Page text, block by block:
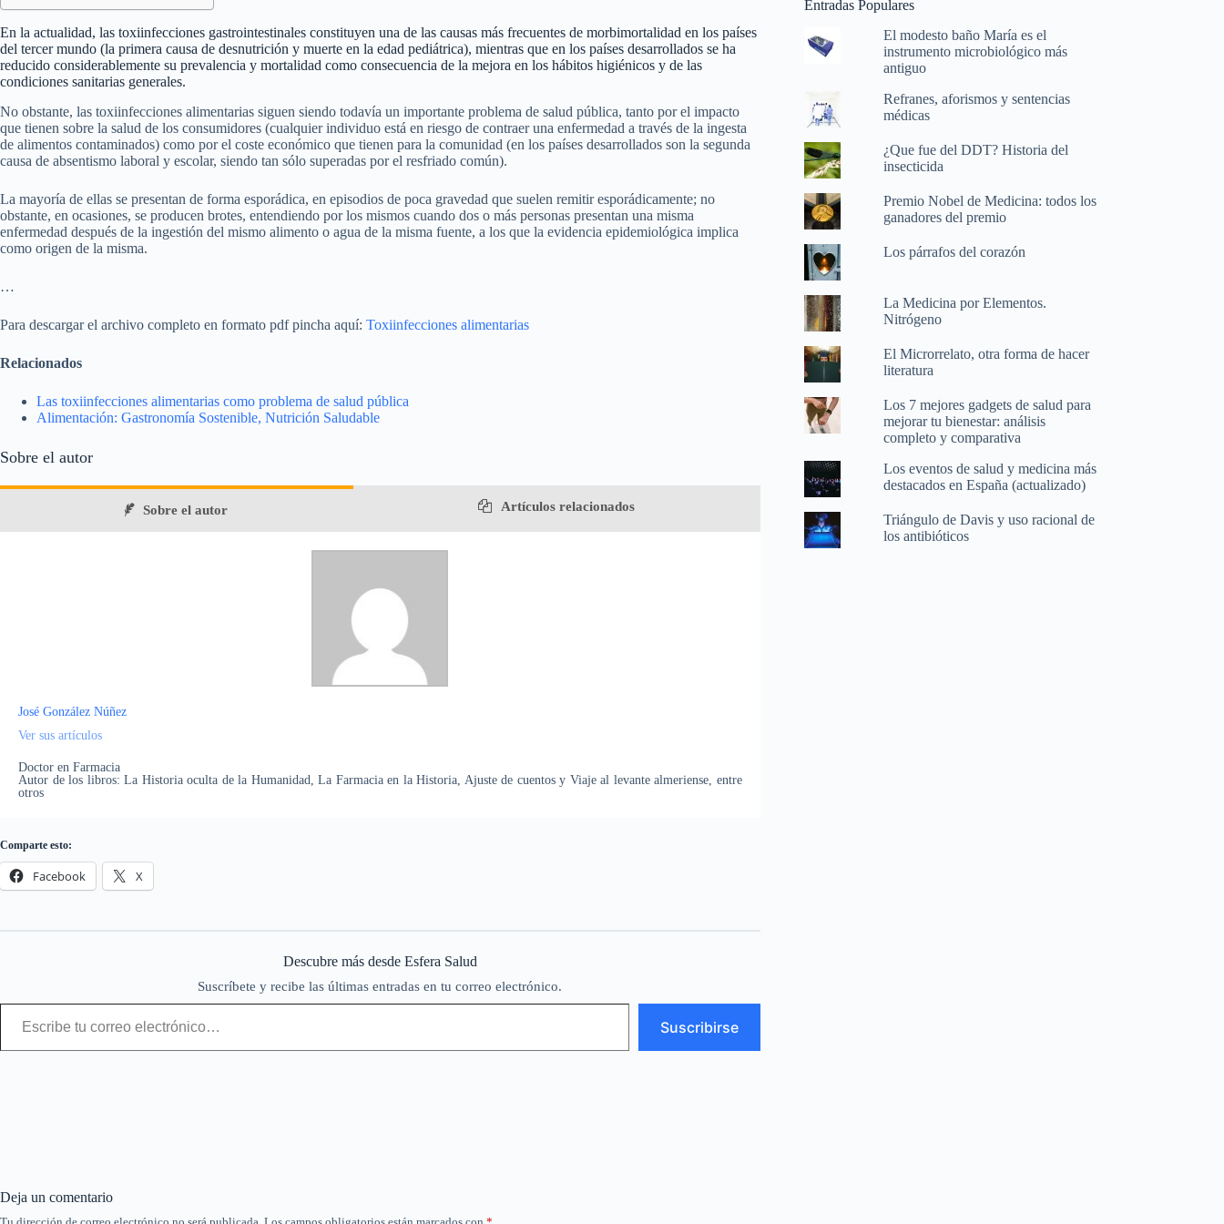
En la actualidad, las toxiinfecciones gastrointestinales constituyen una de las causas más frecuentes de morbimortalidad en los países
del tercer mundo (la primera causa de desnutrición y muerte en la edad pediátrica), mientras que en los países desarrollados se ha
reducido considerablemente su prevalencia y mortalidad como consecuencia de la mejora en los hábitos higiénicos y de las
condiciones sanitarias generales.
No obstante, las toxiinfecciones alimentarias siguen siendo todavía un importante problema de salud pública, tanto por el impacto
que tienen sobre la salud de los consumidores (cualquier individuo está en riesgo de contraer una enfermedad a través de la ingesta
de alimentos contaminados) como por el coste económico que tienen para la comunidad (en los países desarrollados son la segunda
causa de absentismo laboral y escolar, siendo tan sólo superadas por el resfriado común).
La mayoría de ellas se presentan de forma esporádica, en episodios de poca gravedad que suelen remitir esporádicamente; no
obstante, en ocasiones, se producen brotes, entendiendo por los mismos cuando dos o más personas presentan una misma
enfermedad después de la ingestión del mismo alimento o agua de la misma fuente, a los que la evidencia epidemiológica implica
como origen de la misma.
…
Para descargar el archivo completo en formato pdf pincha aquí: Toxiinfecciones alimentarias
Relacionados
Las toxiinfecciones alimentarias como problema de salud pública
Alimentación: Gastronomía Sostenible, Nutrición Saludable
Sobre el autor
Sobre el autor Artículos relacionados
José González Núñez
Ver sus artículos
Doctor en Farmacia
Autor de los libros: La Historia oculta de la Humanidad, La Farmacia en la Historia, Ajuste de cuentos y Viaje al levante almeriense, entre
otros
Comparte esto:
Facebook X
Descubre más desde Esfera Salud
Suscríbete y recibe las últimas entradas en tu correo electrónico.
Escribe tu correo electrónico…
Suscribirse
Entradas Populares
El modesto baño María es el
instrumento microbiológico más
antiguo
Refranes, aforismos y sentencias
médicas
¿Que fue del DDT? Historia del
insecticida
Premio Nobel de Medicina: todos los
ganadores del premio
Los párrafos del corazón
La Medicina por Elementos.
Nitrógeno
El Microrrelato, otra forma de hacer
literatura
Los 7 mejores gadgets de salud para
mejorar tu bienestar: análisis
completo y comparativa
Los eventos de salud y medicina más
destacados en España (actualizado)
Triángulo de Davis y uso racional de
los antibióticos
Deja un comentario